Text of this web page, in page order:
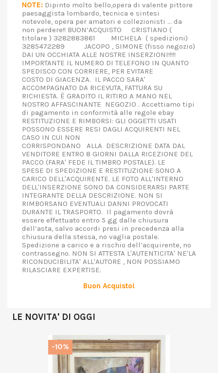
NOTE: Dipinto molto bello,opera di valente pittore
paesaggista lombardo, tecnica e sintesi
notevole, opera per amatori e collezionisti ... da
non perdere!! BUON’ACQUISTO CRISTIANO (
titolare ) 3282883861 MICHELA ( spedizioni)
3285472289 JACOPO , SIMONE (fisso negozio)
DAI UN OCCHIATA ALLE NOSTRE INSERZIONI!!!!!
IMPORTANTE IL NUMERO DI TELEFONO IN QUANTO
SPEDISCO CON CORRIERE, PER EVITARE
COSTO DI GIACENZA. IL PACCO SARA'
ACCOMPAGNATO DA RICEVUTA, FATTURA SU
RICHIESTA. È GRADITO IL RITIRO A MANO NEL
NOSTRO AFFASCINANTE NEGOZIO . Accettiamo tipi
di pagamento in conformità alle regole ebay
RESTITUZIONE E RIMBORSI: GLI OGGETTI USATI
POSSONO ESSERE RESI DAGLI ACQUIRENTI NEL
CASO IN CUI NON
CORRISPONDANO ALLA DESCRIZIONE DATA DAL
VENDITORE ENTRO 8 GIORNI DALLA RICEZIONE DEL
PACCO (FARA' FEDE IL TIMBRO POSTALE). LE
SPESE DI SPEDIZIONE E RESTITUZIONE SONO A
CARICO DELL'ACQUIRENTE. LE FOTO ALL'INTERNO
DELL'INSERZIONE SONO DA CONSIDERARSI PARTE
INTEGRANTE DELLA DESCRIZIONE. NON SI
RIMBORSANO EVENTUALI DANNI PROVOCATI
DURANTE IL TRASPORTO. Il pagamento dovrà
essere effettuato entro 5 gg dalle chiusura
dell’asta, salvo accordi presi in precedenza alla
chiusura della stessa, no vaglia postale.
Spedizione a carico e a rischio dell’acquirente, no
contrassegno. NON SI ATTESTA L'AUTENTICITA' NE'LA
RICONDUCIBILITA' ALL'AUTORE , NON POSSIAMO
RILASCIARE EXPERTISE.
Buon Acquisto!
LE NOVITA' DI OGGI
-10%